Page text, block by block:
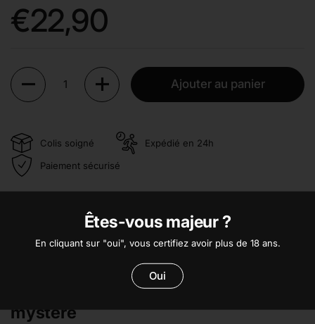
Prix:
€22,90
Quantité
Ajouter au panier
Colis soigné
Expédié en 24h
Paiement sécurisé
Classification de ce coffret :
Cadeaux de Noël Coffrets bières artisanales
Découvrez notre Coffret de bières
mystère
Êtes-vous majeur ?
En cliquant sur "oui", vous certifiez avoir plus de 18 ans.
Oui